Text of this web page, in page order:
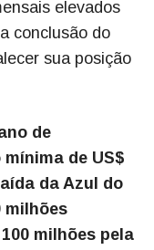
elevados
conclusão do
sua posição
de
de US$
da Azul do
milhões
milhões pela